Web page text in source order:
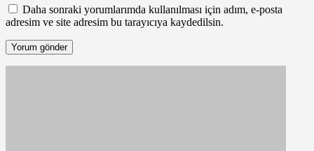
Daha sonraki yorumlarımda kullanılması için adım, e-posta
adresim ve site adresim bu tarayıcıya kaydedilsin.